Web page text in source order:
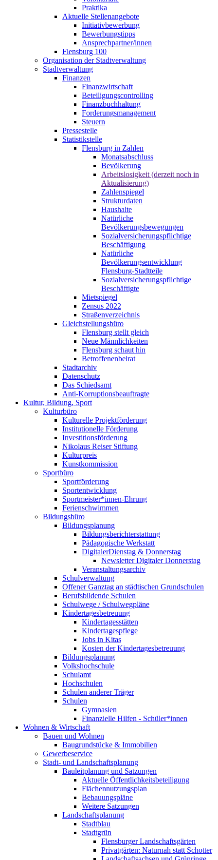
Praktika
Aktuelle Stellenangebote
Initiativbewerbung
Bewerbungstipps
Ansprechpartner/innen
Flensburg 100
Organisation der Stadtverwaltung
Stadtverwaltung
Finanzen
Finanzwirtschaft
Beteiligungscontrolling
Finanzbuchhaltung
Forderungsmanagement
Steuern
Pressestelle
Statistikstelle
Flensburg in Zahlen
Monatsabschluss
Bevölkerung
Arbeitslosigkeit (derzeit noch in
Aktualisierung)
Zahlenspiegel
Strukturdaten
Haushalte
Natürliche
Bevölkerungsbewegungen
Sozialversicherungspflichtige
Beschäftigung
Natürliche
Bevölkerungsentwicklung
Flensburg-Stadtteile
Sozialversicherungspflichtige
Beschäftigte
Mietspiegel
Zensus 2022
Straßenverzeichnis
Gleichstellungsbüro
Flensburg stellt gleich
Neue Männlichkeiten
Flensburg schaut hin
Betroffenenbeirat
Stadtarchiv
Datenschutz
Das Schiedsamt
Anti-Korruptionsbeauftragte
Kultur, Bildung, Sport
Kulturbüro
Kulturelle Projektförderung
Institutionelle Förderung
Investitionsförderung
Nikolaus Reiser Stiftung
Kulturpreis
Kunstkommission
Sportbüro
Sportförderung
Sportentwicklung
Sportmeister*innen-Ehrung
Ferienschwimmen
Bildungsbüro
Bildungsplanung
Bildungsberichterstattung
Pädagogische Werkstatt
DigitalerDienstag & Donnerstag
Newsletter Digitaler Donnerstag
Veranstaltungsarchiv
Schulverwaltung
Offener Ganztag an städtischen Grundschulen
Berufsbildende Schulen
Schulwege / Schulwegpläne
Kindertagesbetreuung
Kindertagesstätten
Kindertagespflege
Jobs in Kitas
Kosten der Kindertagesbetreuung
Bildungsplanung
Volkshochschule
Schulamt
Hochschulen
Schulen anderer Träger
Schulen
Gymnasien
Finanzielle Hilfen - Schüler*innen
Wohnen & Wirtschaft
Bauen und Wohnen
Baugrundstücke & Immobilien
Gewerbeservice
Stadt- und Landschaftsplanung
Bauleitplanung und Satzungen
Aktuelle Öffentlichkeitsbeteiligung
Flächennutzungsplan
Bebauungspläne
Weitere Satzungen
Landschaftsplanung
Stadtblau
Stadtgrün
Flensburger Landschaftsgärten
Privatgärten: Naturnah statt Schotter